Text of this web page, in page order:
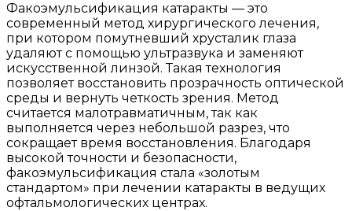
Факоэмульсификация катаракты — это
современный метод хирургического лечения,
при котором помутневший хрусталик глаза
удаляют с помощью ультразвука и заменяют
искусственной линзой. Такая технология
позволяет восстановить прозрачность оптической
среды и вернуть четкость зрения. Метод
считается малотравматичным, так как
выполняется через небольшой разрез, что
сокращает время восстановления. Благодаря
высокой точности и безопасности,
факоэмульсификация стала «золотым
стандартом» при лечении катаракты в ведущих
офтальмологических центрах.